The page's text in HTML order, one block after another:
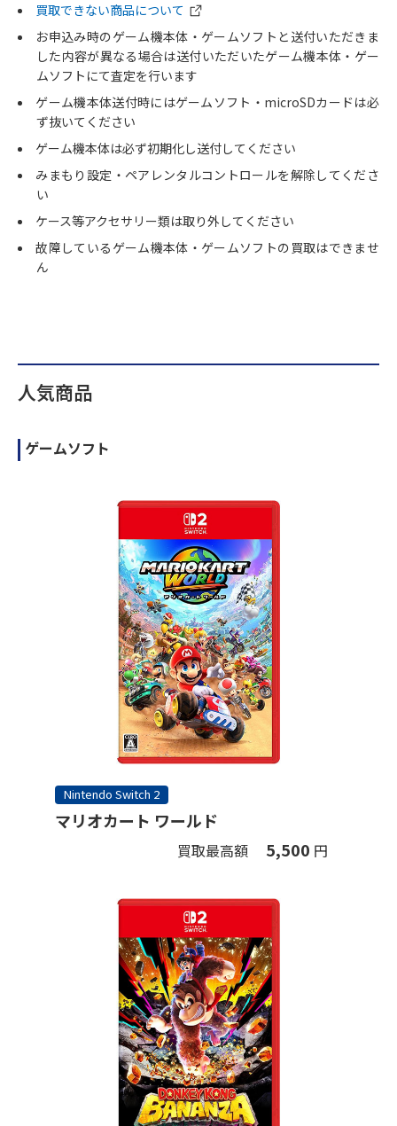
買取できない商品について
お申込み時のゲーム機本体・ゲームソフトと送付いただきま
した内容が異なる場合は送付いただいたゲーム機本体・ゲー
ムソフトにて査定を行います
ゲーム機本体送付時にはゲームソフト・microSDカードは必
ず抜いてください
ゲーム機本体は必ず初期化し送付してください
みまもり設定・ペアレンタルコントロールを解除してくださ
い
ケース等アクセサリー類は取り外してください
故障しているゲーム機本体・ゲームソフトの買取はできませ
ん
人気商品
ゲームソフト
Nintendo Switch 2
マリオカート ワールド
買取最高額 5,500 円